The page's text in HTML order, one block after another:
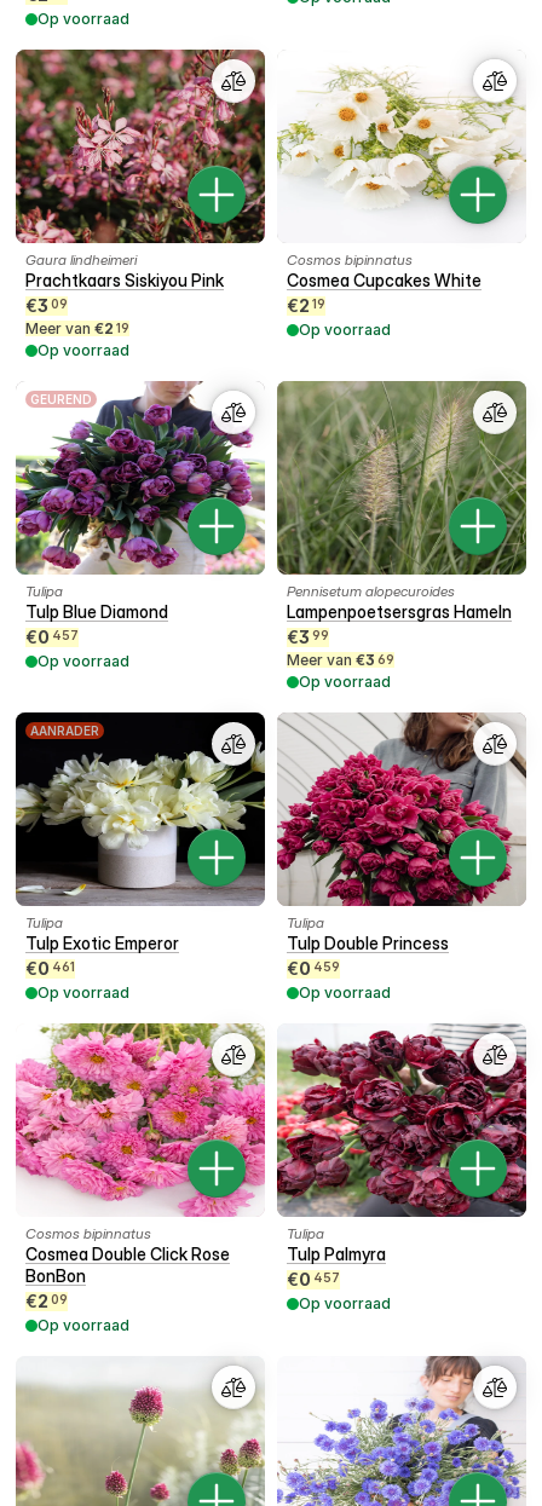
Op voorraad
Gaura lindheimeri
Prachtkaars Siskiyou Pink
€3 09
Meer van €2 19
Op voorraad
Cosmos bipinnatus
Cosmea Cupcakes White
€2 19
Op voorraad
GEUREND
Tulipa
Tulp Blue Diamond
€0 457
Op voorraad
Pennisetum alopecuroides
Lampenpoetsersgras Hameln
€3 99
Meer van €3 69
Op voorraad
AANRADER
Tulipa
Tulp Exotic Emperor
€0 461
Op voorraad
Tulipa
Tulp Double Princess
€0 459
Op voorraad
Cosmos bipinnatus
Cosmea Double Click Rose
BonBon
€2 09
Op voorraad
Tulipa
Tulp Palmyra
€0 457
Op voorraad